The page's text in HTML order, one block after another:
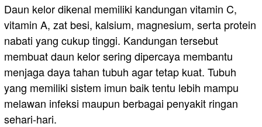
Daun kelor dikenal memiliki kandungan vitamin C,
vitamin A, zat besi, kalsium, magnesium, serta protein
nabati yang cukup tinggi. Kandungan tersebut
membuat daun kelor sering dipercaya membantu
menjaga daya tahan tubuh agar tetap kuat. Tubuh
yang memiliki sistem imun baik tentu lebih mampu
melawan infeksi maupun berbagai penyakit ringan
sehari-hari.